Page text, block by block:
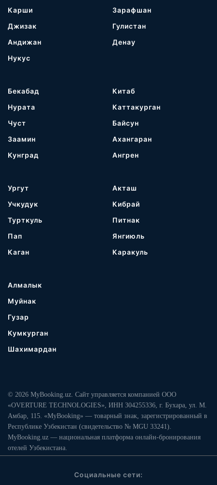
Карши
Джизак
Андижан
Нукус
Зарафшан
Гулистан
Денау
Бекабад
Нурата
Чуст
Заамин
Кунград
Китаб
Каттакурган
Байсун
Ахангаран
Ангрен
Ургут
Учкудук
Турткуль
Пап
Каган
Акташ
Кибрай
Питнак
Янгиюль
Каракуль
Алмалык
Муйнак
Гузар
Кумкурган
Шахимардан
© 2026 MyBooking.uz. Сайт управляется компанией ООО
«OVERTURE TECHNOLOGIES», ИНН 304255336, г. Бухара, ул. М.
Амбар, 115. «MyBooking» — товарный знак, зарегистрированный в
Республике Узбекистан (свидетельство № MGU 33241).
MyBooking.uz — национальная платформа онлайн-бронирования
отелей Узбекистана.
Социальные сети: